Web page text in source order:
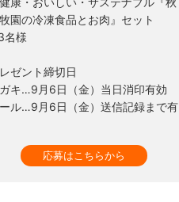
園の冷凍食品とお肉』セット
様
ゼント締切日
キ…9月6日（金）当日消印有効
ール…9月6日（金）送信記録まで有
応募はこちらから